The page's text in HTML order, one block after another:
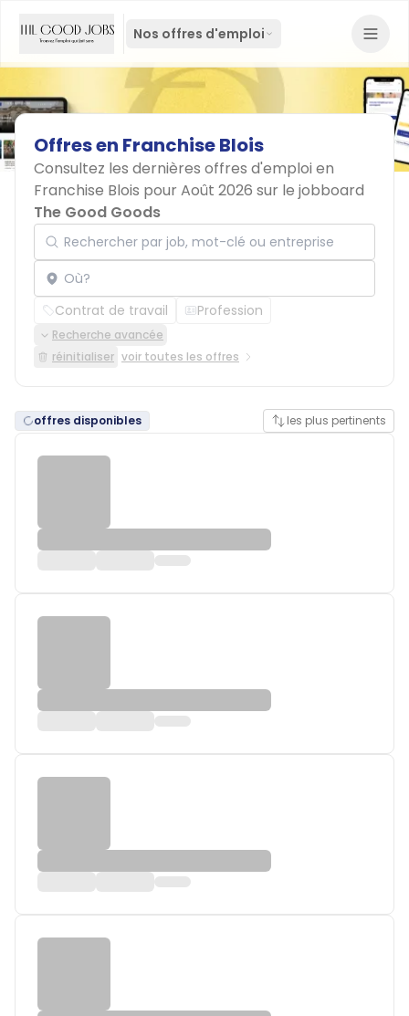
Nos offres d'emploi
Offresen FranchiseBlois
Consultez les dernières offres d'emploi en
Franchise Blois pour Août 2026 sur le jobboard
The Good Goods
Rechercher par job, mot-clé ou entreprise
Localisation
Contrat de travail Profession
Recherche avancée
réinitialiser voir toutes les offres
offres disponibles les plus pertinents